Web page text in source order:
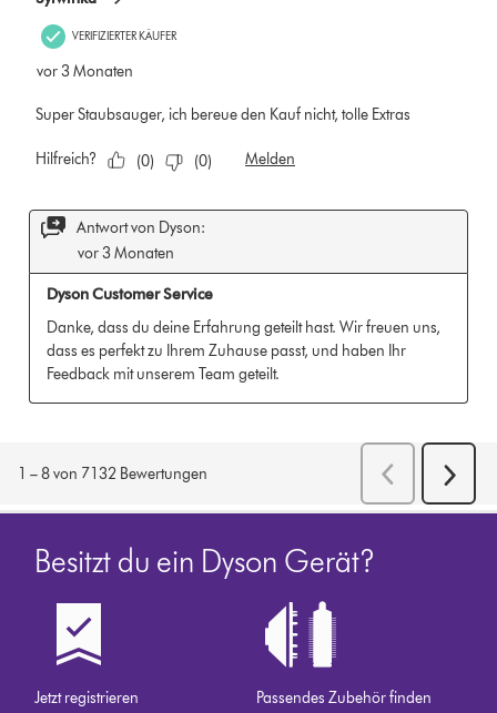
Besitzt du ein Dyson Gerät?
Jetzt registrieren Passendes Zubehör finden